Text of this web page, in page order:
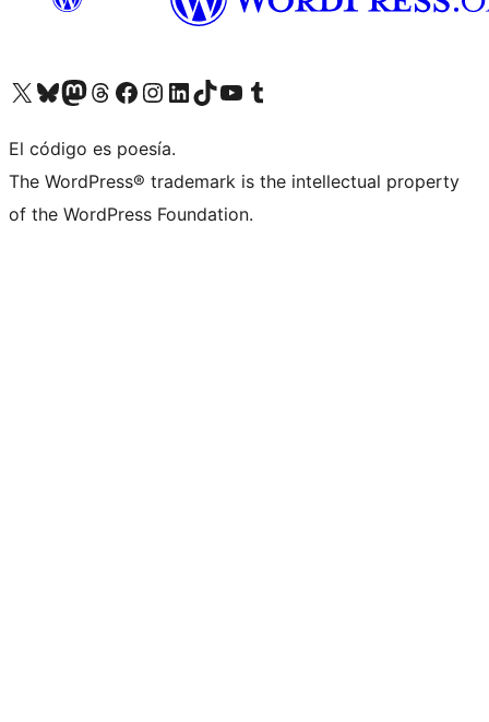
Visita nuestra cuenta de X (anteriormente Twitter)
Visita nuestra cuenta de Bluesky
Visita nuestra cuenta de Mastodon
Visita nuestra cuenta de Threads
Visita nuestra página de Facebook
Visita nuestra cuenta de Instagram
Visita nuestra cuenta de LinkedIn
Visita nuestra cuenta de TikTok
Visita nuestro canal de YouTube
Visita nuestra cuenta de Tumblr
El código es poesía.
The WordPress® trademark is the intellectual property
of the WordPress Foundation.